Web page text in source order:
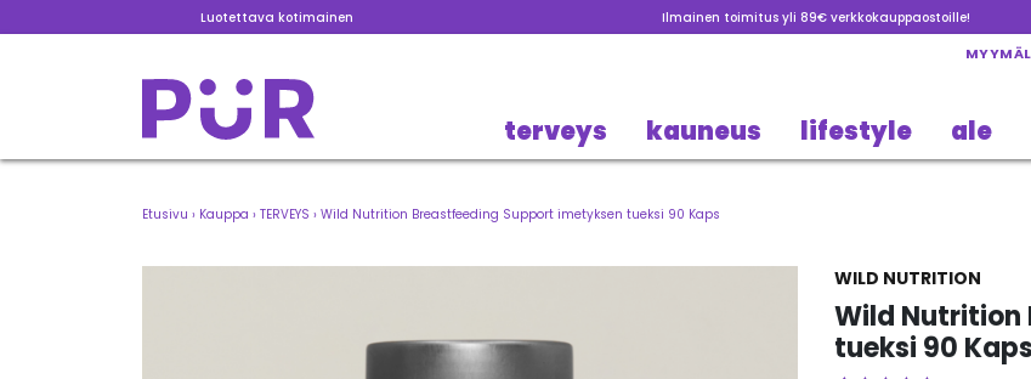
Luotettava kotimainen Ilmainen toimitus yli 89€ verkkokauppaostoille!
terveys kauneus lifestyle ale
Etusivu › Kauppa › TERVEYS › Wild Nutrition Breastfeeding Support imetyksen tueksi 90 Kaps
WILD NUTRITION
Wild Nutrition
tueksi 90 Kaps